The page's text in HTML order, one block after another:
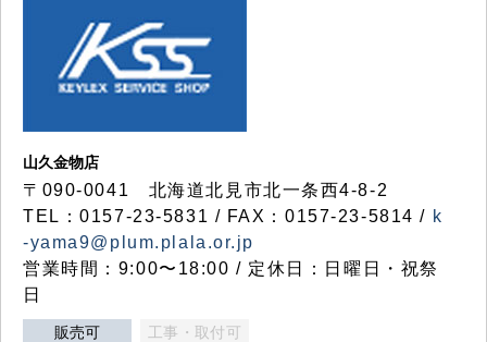
山久金物店
〒090-0041 北海道北見市北一条西4-8-2
TEL：0157-23-5831 / FAX：0157-23-5814 / k
-yama9@plum.plala.or.jp
営業時間：9:00〜18:00 / 定休日：日曜日・祝祭
日
販売可 工事・取付可